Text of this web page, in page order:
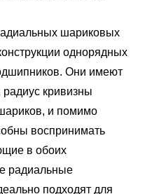
шариковых
однорядных
Они имеют
радиус кривизны
и помимо
воспринимать
в обоих
радиальные
подходят для